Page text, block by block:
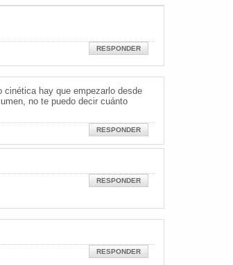
RESPONDER
hay que empezarlo desde
no te puedo decir cuánto
RESPONDER
RESPONDER
RESPONDER